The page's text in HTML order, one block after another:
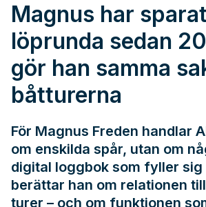
Magnus har
löprunda sedan
gör han samma
båtturerna
För Magnus Freden handlar
om enskilda spår, utan om
digital loggbok som fyller sig
berättar han om relationen
turer – och om funktionen